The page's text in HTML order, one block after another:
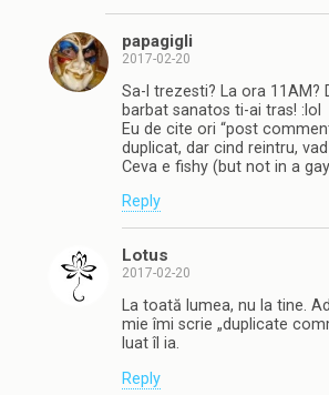
papagigli
2017-02-20
Sa-l trezesti? La ora 11AM?
barbat sanatos ti-ai tras! :lol
Eu de cite ori “post
duplicat, dar cind reintru,
Ceva e fishy (but not in a
Reply
Lotus
2017-02-20
La toată lumea, nu la tine.
mie îmi scrie „duplicate
luat îl ia.
Reply